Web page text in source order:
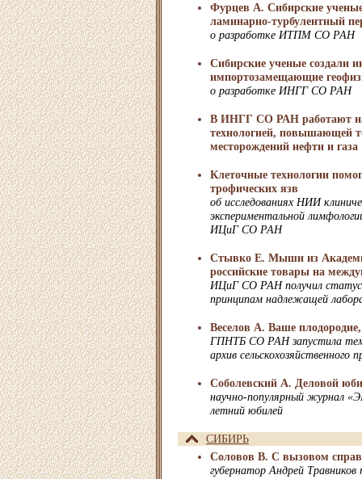
Фурцев А. Сибирские
ламинарно-турбулентный
о разработке ИТПМ СО РАН
Сибирские ученые создали
импортозамещающие
о разработке ИНГГ СО РАН
В ИНГГ СО РАН работают
технологией, повышающей
месторождений нефти и газа
Клеточные технологии
трофических язв
об исследованиях НИИ
экспериментальной
ИЦиГ СО РАН
Стывко Е. Мыши из
российские товары на
ИЦиГ СО РАН получил
принципам надлежащей
Веселов А. Ваше плодородие,
ГПНТБ СО РАН запустила
архив сельскохозяйственного
Соболевский А. Деловой
научно-популярный журнал
летний юбилей
СИБИРЬ
Соловов В. С вызовом
губернатор Андрей Травников